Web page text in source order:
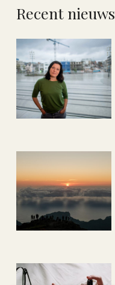
Recent nieuws